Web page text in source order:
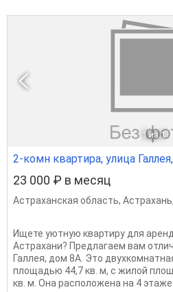
1 из 1
2-комн квартира, улица
23 000 ₽ в месяц
Астраханская область, Астрахань,
Ищете уютную квартиру для
Астрахани? Предлагаем вам
Галлея, дом 8А. Это
площадью 44,7 кв. м, с жилой
кв. м. Она расположена на 4 этаже